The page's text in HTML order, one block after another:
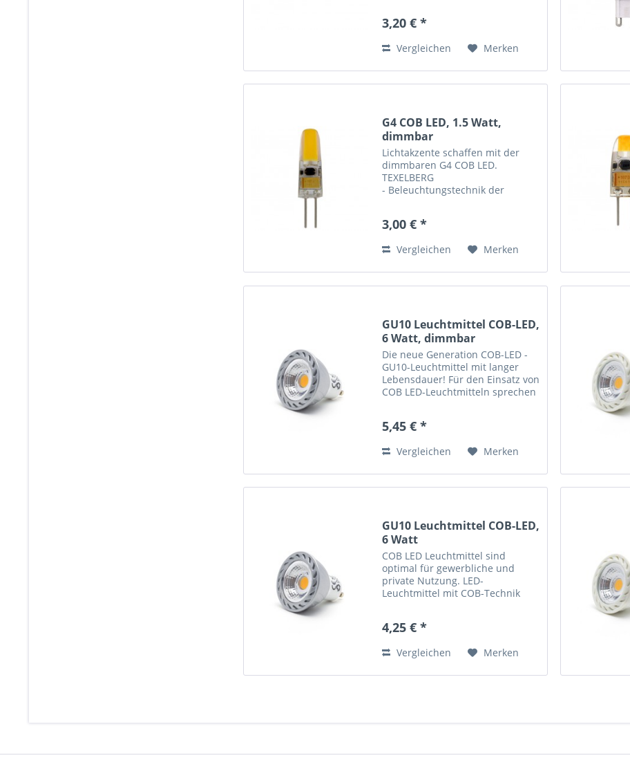
Geld. Ein LED-Leuchtmittel
Energie, der ideale Ersatz...
3,20 € *
Vergleichen Merken
G4 COB LED, 1.5 Watt,
dimmbar
Lichtakzente schaffen mit der
dimmbaren G4 COB LED.
TEXELBERG
- Beleuchtungstechnik der
Geld. Ein LED-Leuchtmittel
Energie, der ideale Ersatz für...
3,00 € *
Vergleichen Merken
GU10 Leuchtmittel COB-LED,
6 Watt, dimmbar
Die neue Generation COB-LED ­
GU10-Leuchtmittel mit langer
Lebensdauer! Für den Einsatz von
COB LED-Leuchtmitteln sprechen
sondern auch die lange
5,45 € *
Vergleichen Merken
GU10 Leuchtmittel COB-LED,
6 Watt
COB LED Leuchtmittel sind
optimal für gewerbliche und
private Nutzung. LED-
Leuchtmittel mit COB-Technik
vielfaches effizienter wie
(Chip·On·Board) werden...
4,25 € *
Vergleichen Merken